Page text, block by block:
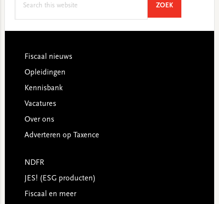
ZOEKSEARCH
Footer
Fiscaal nieuws
Opleidingen
Kennisbank
Vacatures
Over ons
Adverteren op Taxence
NDFR
JES! (ESG producten)
Fiscaal en meer